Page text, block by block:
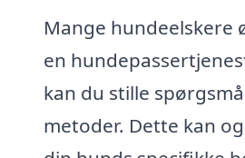
Mange hundeelskere
en
kan du stille
metoder. Dette kan